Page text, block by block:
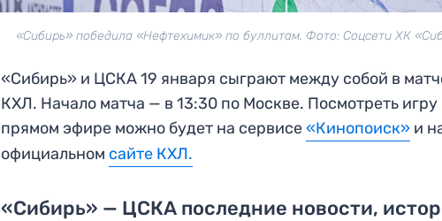
«Сибирь» победила «Нефтехимик» по буллитам. Фото: Соцсети ХК
«Сибирь» и ЦСКА 19 января сыграют между собой в
КХЛ. Начало матча — в 13:30 по Москве. Посмотреть игру
прямом эфире можно будет на сервисе«Кинопоиск» и
официальном сайте КХЛ.
«Сибирь» — ЦСКА последние новости,